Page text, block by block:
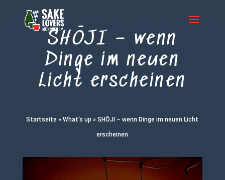
SHŌJI – wenn
Dinge im neuen
Licht erscheinen
Startseite »What's up »SHŌJI – wenn Dinge im neuen Licht
erscheinen